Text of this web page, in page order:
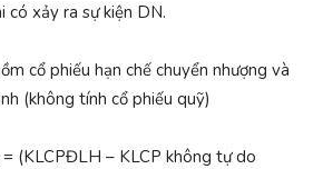
có xảy ra sự kiện DN.
cổ phiếu hạn chế chuyển nhượng và
(không tính cổ phiếu quỹ)
(KLCPĐLH – KLCP không tự do